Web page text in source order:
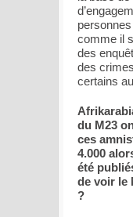
comme il
des
des
certains
du M23
ces
4.000
été
de voir le
?